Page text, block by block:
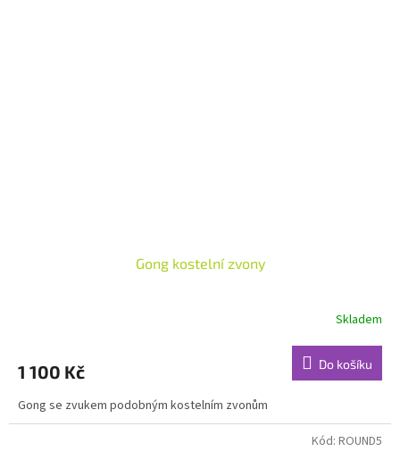
Gong kostelní zvony
Skladem
1 100 Kč Do košíku
Gong se zvukem podobným kostelním zvonům
Kód: ROUND5